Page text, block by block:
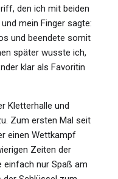
den ich mit beiden
mein Finger sagte:
und beendete somit
später wusste ich,
klar als Favoritin
Kletterhalle und
Zum ersten Mal seit
einen Wettkampf
Zeiten der
nur Spaß am